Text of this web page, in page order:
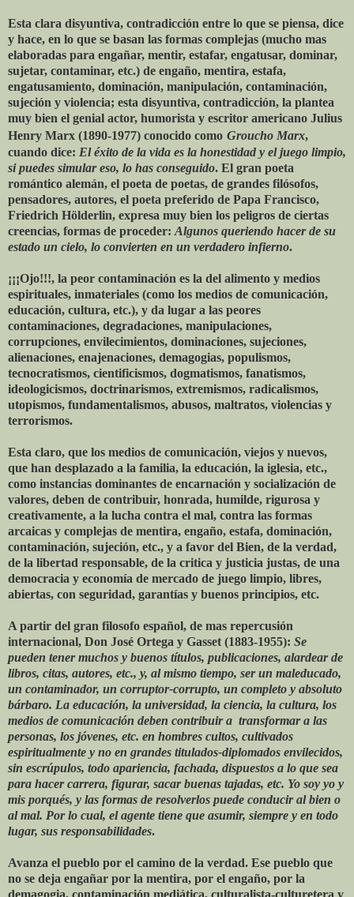
Esta clara disyuntiva, contradicción entre lo que se piensa, dice
y hace, en lo que se basan las formas complejas (mucho mas
elaboradas para engañar, mentir, estafar, engatusar, dominar,
sujetar, contaminar, etc.) de engaño, mentira, estafa,
engatusamiento, dominación, manipulación, contaminación,
sujeción y violencia; esta disyuntiva, contradicción, la plantea
muy bien el genial actor, humorista y escritor americano Julius
Henry Marx (1890-1977) conocido como Groucho Marx,
cuando dice: El éxito de la vida es la honestidad y el juego limpio,
si puedes simular eso, lo has conseguido. El gran poeta
romántico alemán, el poeta de poetas, de grandes filósofos,
pensadores, autores, el poeta preferido de Papa Francisco,
Friedrich Hölderlin, expresa muy bien los peligros de ciertas
creencias, formas de proceder:Algunos queriendo hacer de su
estado un cielo, lo convierten en un verdadero infierno.
¡¡¡Ojo!!!, la peor contaminación es la del alimento y medios
espirituales, inmateriales (como los medios de comunicación,
educación, cultura, etc.), y da lugar a las peores
contaminaciones, degradaciones, manipulaciones,
corrupciones, envilecimientos, dominaciones, sujeciones,
alienaciones, enajenaciones, demagogias, populismos,
tecnocratismos, cientificismos, dogmatismos, fanatismos,
ideologicismos, doctrinarismos, extremismos, radicalismos,
utopismos, fundamentalismos, abusos, maltratos, violencias y
terrorismos.
Esta claro, que los medios de comunicación, viejos y nuevos,
que han desplazado a la familia, la educación, la iglesia, etc.,
como instancias dominantes de encarnación y socialización de
valores, deben de contribuir, honrada, humilde, rigurosa y
creativamente, a la lucha contra el mal, contra las formas
arcaicas y complejas de mentira, engaño, estafa, dominación,
contaminación, sujeción, etc., y a favor del Bien, de la verdad,
de la libertad responsable, de la critica y justicia justas, de una
democracia y economía de mercado de juego limpio, libres,
abiertas, con seguridad, garantías y buenos principios, etc.
A partir del gran filosofo español, de mas repercusión
internacional, Don José Ortega y Gasset (1883-1955): Se
pueden tener muchos y buenos títulos, publicaciones, alardear de
libros, citas, autores, etc., y, al mismo tiempo, ser un maleducado,
un contaminador, un corruptor-corrupto, un completo y absoluto
bárbaro. La educación, la universidad, la ciencia, la cultura, los
medios de comunicación deben contribuir a transformar a las
personas, los jóvenes, etc. en hombres cultos, cultivados
espiritualmente y no en grandes titulados-diplomados envilecidos,
sin escrúpulos, todo apariencia, fachada, dispuestos a lo que sea
para hacer carrera, figurar, sacar buenas tajadas, etc. Yo soy yo y
mis porqués, y las formas de resolverlos puede conducir al bien o
al mal. Por lo cual, el agente tiene que asumir, siempre y en todo
lugar, sus responsabilidades.
Avanza el pueblo por el camino de la verdad. Ese pueblo que
no se deja engañar por la mentira, por el engaño, por la